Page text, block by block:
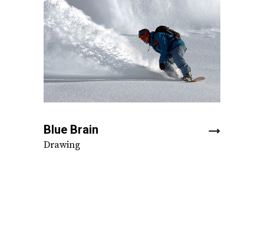
Blue Brain
Drawing